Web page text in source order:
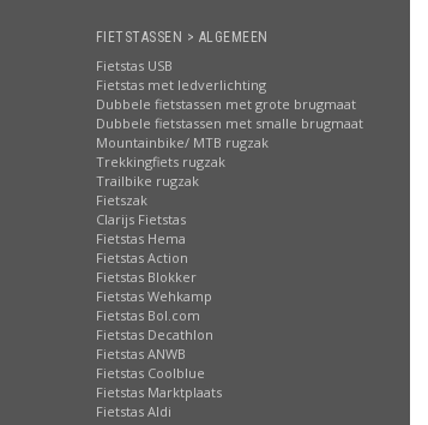
FIETSTASSEN > ALGEMEEN
Fietstas USB
Fietstas met ledverlichting
Dubbele fietstassen met grote brugmaat
Dubbele fietstassen met smalle brugmaat
Mountainbike/ MTB rugzak
Trekkingfiets rugzak
Trailbike rugzak
Fietszak
Clarijs Fietstas
Fietstas Hema
Fietstas Action
Fietstas Blokker
Fietstas Wehkamp
Fietstas Bol.com
Fietstas Decathlon
Fietstas ANWB
Fietstas Coolblue
Fietstas Marktplaats
Fietstas Aldi